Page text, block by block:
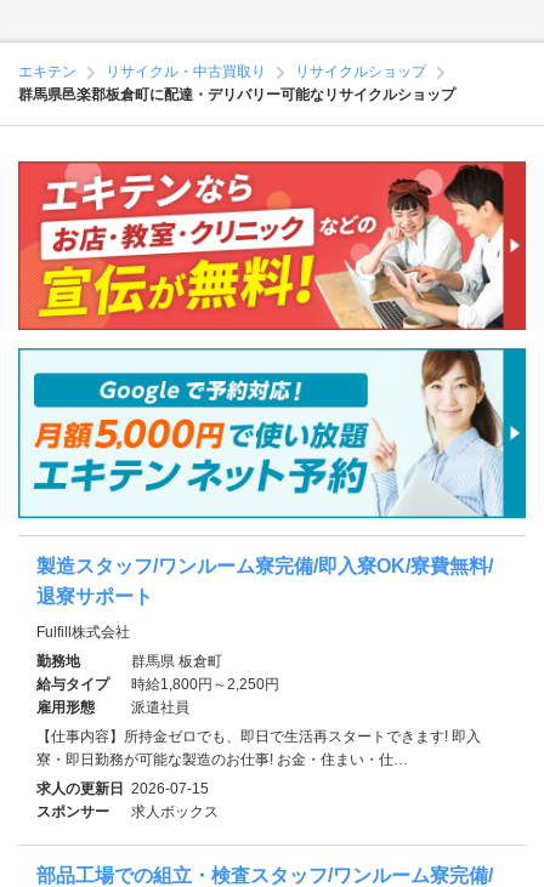
エキテン リサイクル・中古買取り
リサイクルショップ
群馬県邑楽郡板倉町に配達・デリバリー可能なリサイクルショップ
製造スタッフ/ワンルーム寮完備/即入寮OK/寮費無料/
退寮サポート
Fulfill株式会社
勤務地
群馬県 板倉町
給与タイプ
時給1,800円～2,250円
雇用形態
派遣社員
【仕事内容】所持金ゼロでも、即日で生活再スタートできます! 即入
寮・即日勤務が可能な製造のお仕事! お金・住まい・仕…
求人の更新日 2026-07-15
スポンサー
求人ボックス
部品工場での組立・検査スタッフ/ワンルーム寮完備/